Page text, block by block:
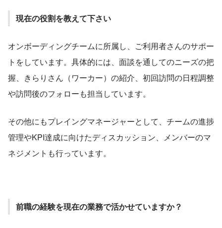
現在の役割を教えて下さい
オンボーディングチームに所属し、ご利用者さんのサポー
トをしています。具体的には、面談を通してのニーズの把
握、きらりさん（ワーカー）の紹介、初回訪問の日程調整
や訪問後のフォローも担当しています。
その他にもプレイングマネージャーとして、チームの進捗
管理やKPI達成に向けたディスカッション、メンバーのマ
ネジメントも行っています。
前職の経験を現在の業務で活かせていますか？